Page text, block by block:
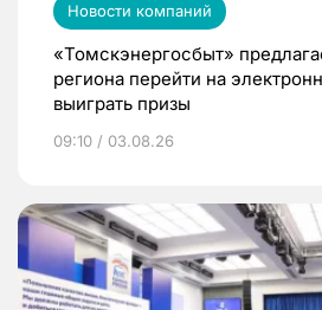
Новости компаний
«Томскэнергосбыт»
региона перейти на
выиграть призы
09:10 / 03.08.26